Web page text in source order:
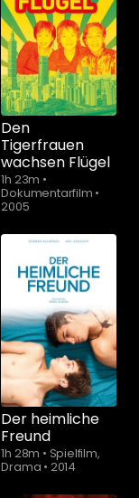
Den
Tigerfrauen
wachsen Flügel
1h 23m •
Dokumentarfilm •
2005
Der heimliche
Freund
1h 28m • Spielfilm,
Drama • 2014